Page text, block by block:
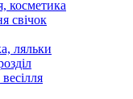
косметика
свічок
ляльки